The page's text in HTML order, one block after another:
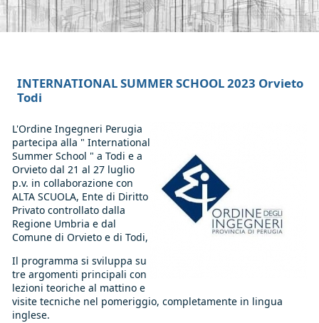
INTERNATIONAL SUMMER SCHOOL 2023 Orvieto
Todi
L'Ordine Ingegneri Perugia
partecipa alla " International
Summer School " a Todi e a
Orvieto dal 21 al 27 luglio
p.v. in collaborazione con
ALTA SCUOLA, Ente di Diritto
Privato controllato dalla
Regione Umbria e dal
Comune di Orvieto e di Todi,
Il programma si sviluppa su
tre argomenti principali con
lezioni teoriche al mattino e
visite tecniche nel pomeriggio, completamente in lingua
inglese.